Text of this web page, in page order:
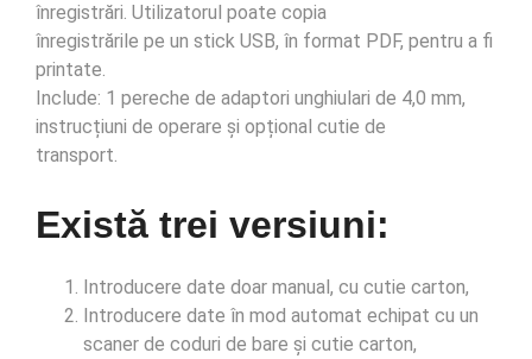
înregistrări. Utilizatorul poate copia
înregistrările pe un stick USB, în format PDF, pentru a fi
printate.
Include: 1 pereche de adaptori unghiulari de 4,0 mm,
instrucțiuni de operare și opțional cutie de
transport.
Există trei versiuni:
Introducere date doar manual, cu cutie carton,
Introducere date în mod automat echipat cu un
scaner de coduri de bare și cutie carton,